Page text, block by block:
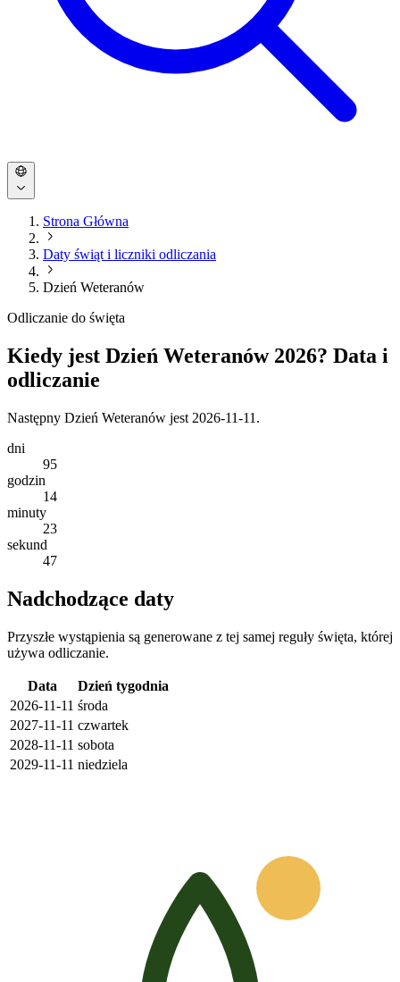
Strona Główna
Daty świąt i liczniki odliczania
Dzień Weteranów
Odliczanie do święta
Kiedy jest Dzień Weteranów 2026? Data i
odliczanie
Następny Dzień Weteranów jest 2026-11-11.
dni
95
godzin
14
minuty
23
sekund
47
Nadchodzące daty
Przyszłe wystąpienia są generowane z tej samej reguły święta, której
używa odliczanie.
Data
Dzień tygodnia
2026-11-11 środa
2027-11-11 czwartek
2028-11-11 sobota
2029-11-11 niedziela